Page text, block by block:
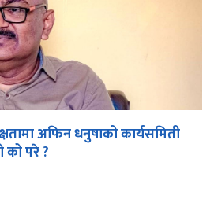
अफिन धनुषाको कार्यसमिती
को परे ?